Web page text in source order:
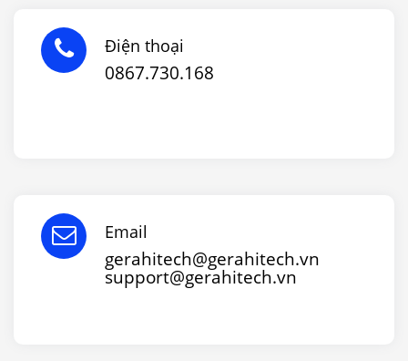
Điện thoại
0867.730.168
Email
gerahitech@gerahitech.vn
support@gerahitech.vn